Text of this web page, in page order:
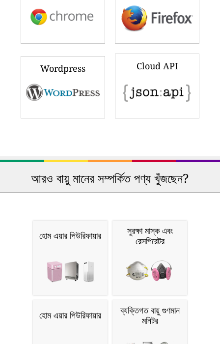
Wordpress Cloud API
আরও বায়ু মানের সম্পর্কিত পণ্য খুঁজছেন?
হোম এয়ার পিউরিফায়ার
সুরক্ষা মাস্ক এবং
রেসপিরেটর
হোম এয়ার পিউরিফায়ার
ব্যক্তিগত বায়ু গুণমান
মনিটর